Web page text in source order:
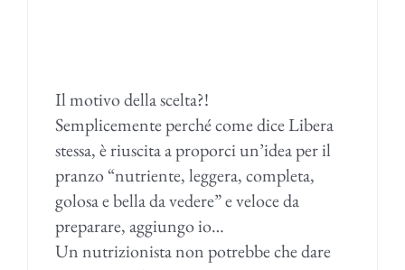
Il motivo della scelta?!
Semplicemente perché come dice Libera
stessa, è riuscita a proporci un’idea per il
pranzo “nutriente, leggera, completa,
golosa e bella da vedere” e veloce da
preparare, aggiungo io…
Un nutrizionista non potrebbe che dare